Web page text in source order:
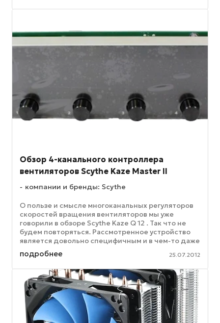
Обзор 4-канального контроллера
вентиляторов Scythe Kaze Master II
компании и бренды: Scythe
О пользе и смысле многоканальных регуляторов
скоростей вращения вентиляторов мы уже
говорили в обзоре Scythe Kaze Q 12 . Так что не
будем повторяться. Рассмотренное устройство
является довольно специфичным и в чем-то даже
брутальным, ибо голый ...
подробнее 25.07.2012